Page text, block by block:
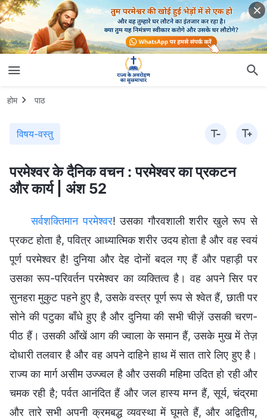
होम पाठ
विषय-वस्तु
परमेश्वर के दैनिक वचन : परमेश्वर का प्रकटन
और कार्य | अंश 52
सर्वशक्तिमान परमेश्वर! उसका गौरवशाली शरीर खुले रूप से
प्रकट होता है, पवित्र आध्यात्मिक शरीर उदय होता है और वह स्वयं
पूर्ण परमेश्वर है! दुनिया और देह दोनों बदल गए हैं और पहाड़ी पर
उसका रूप-परिवर्तन परमेश्वर का व्‍यक्तित्‍व है। वह अपने सिर पर
सुनहरा मुकुट पहने हुए है, उसके वस्त्र पूर्ण रूप से श्वेत हैं, छाती पर
सोने की पटुका बाँधे हुए है और दुनिया की सभी चीज़ें उसकी चरण-
पीठ हैं। उसकी आँखें आग की ज्वाला के समान हैं, उसके मुख में तेज़
दोधारी तलवार है और वह अपने दाहिने हाथ में सात तारे लिए हुए है।
राज्य का मार्ग असीम उज्ज्वल है और उसकी महिमा उदित हो रही और
चमक रही है; पर्वत आनंदित हैं और जल हास्‍य मग्‍न हैं, सूर्य, चंद्रमा
और तारे सभी अपनी क्रमबद्ध व्यवस्था में घूमते हैं, और अद्वितीय,